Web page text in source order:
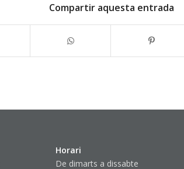
Compartir aquesta entrada
Horari
De dimarts a dissabte